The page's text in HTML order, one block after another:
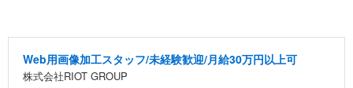
Web用画像加工スタッフ/未経験歓迎/月給30万円以上可
株式会社RIOT GROUP